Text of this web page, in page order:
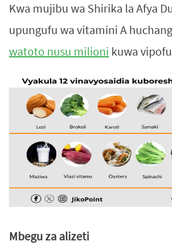
Kwa mujibu wa Shirika la Afya
upungufu wa vitamini A
watoto nusu milioni kuwa
Mbegu za alizeti